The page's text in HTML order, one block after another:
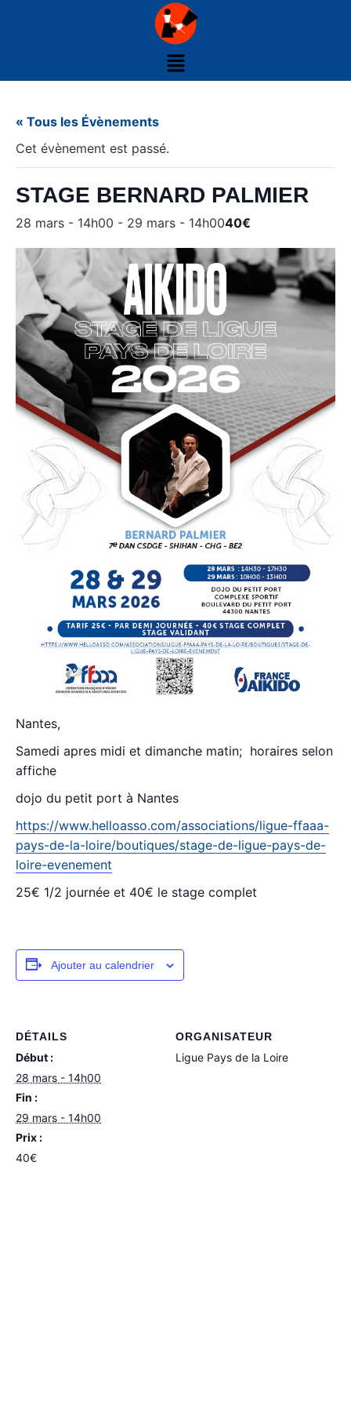
« Tous les Évènements
Cet évènement est passé.
STAGE BERNARD PALMIER
28 mars - 14h00 - 29 mars - 14h0040€
Nantes,
Samedi apres midi et dimanche matin; horaires selon
affiche
dojo du petit port à Nantes
https://www.helloasso.com/associations/ligue-ffaaa-
pays-de-la-loire/boutiques/stage-de-ligue-pays-de-
loire-evenement
25€ 1/2 journée et 40€ le stage complet
Ajouter au calendrier
DÉTAILS
Début :
28 mars - 14h00
Fin :
29 mars - 14h00
Prix :
40€
ORGANISATEUR
Ligue Pays de la Loire